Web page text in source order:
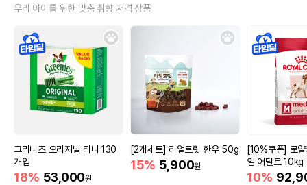
우리 아이를 위한 맞춤 취향 저격 상품
그리니즈 오리지널 티니 130
개입
18% 53,000원
[2개세트] 리얼트릿 한우 50g
15% 5,900원
[10%쿠폰] 로
엄 어덜트 10kg
증진
10%